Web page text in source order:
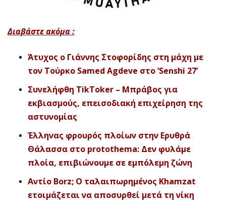
Διαβάστε ακόμα :
Άτυχος ο Γιάννης Στοφορίδης στη μάχη με
τον Τούρκο Samed Agdeve στο ‘Senshi 27’
Συνελήφθη TikToker – Μπράβος για
εκβιασμούς, επεισοδιακή επιχείρηση της
αστυνομίας
Έλληνας φρουρός πλοίων στην Ερυθρά
Θάλασσα στο protothema: Δεν φυλάμε
πλοία, επιβιώνουμε σε εμπόλεμη ζώνη
Αντίο Borz; Ο ταλαιπωρημένος Khamzat
ετοιμάζεται να αποσυρθεί μετά τη νίκη